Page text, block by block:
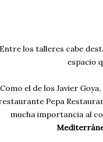
Entre los talleres cabe
espacio
Como el de los Javier
Pepa
mucha importancia al